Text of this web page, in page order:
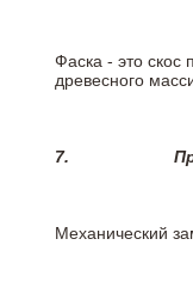
Фаска - это скос
древесного
7.
Механический